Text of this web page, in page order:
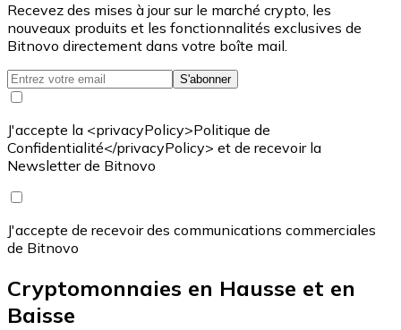
Recevez des mises à jour sur le marché crypto, les
nouveaux produits et les fonctionnalités exclusives de
Bitnovo directement dans votre boîte mail.
S'abonner
J'accepte la <privacyPolicy>Politique de
Confidentialité</privacyPolicy> et de recevoir la
Newsletter de Bitnovo
J'accepte de recevoir des communications commerciales
de Bitnovo
Cryptomonnaies en Hausse et en
Baisse